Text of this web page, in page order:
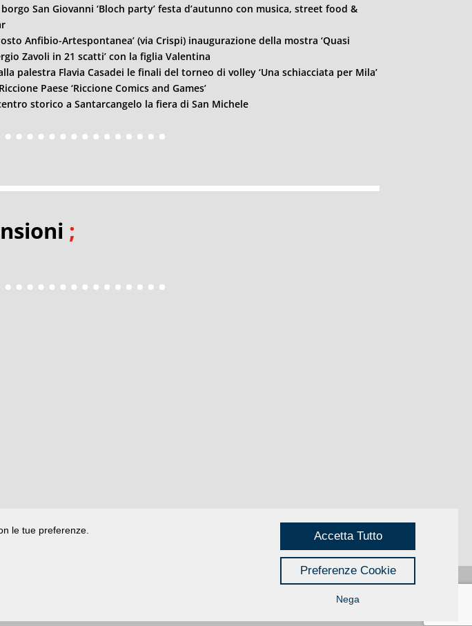
San Giovanni ‘Bloch party’ festa d’autunno con musica, street food &
Anfibio-Artespontanea’ (via Crispi) inaugurazione della mostra ‘Quasi
Zavoli in 21 scatti’ con la figlia Valentina
palestra Flavia Casadei le finali del torneo di volley ‘Una schiacciata per Mila’
Paese ‘Riccione Comics and Games’
storico a Santarcangelo la fiera di San Michele
;
le tue preferenze.
Accetta Tutto
Preferenze Cookie
Nega